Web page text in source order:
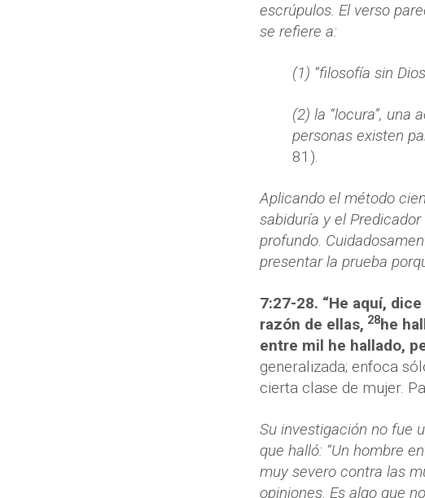
escrúpulos. El verso
se refiere a:
(1) “filosofía sin
(2) la “locura”, una
personas existen
81).
Aplicando el método
sabiduría y el
profundo.
presentar la prueba
7:27-28. “He aquí,
razón de ellas, 28he
entre mil he hallado,
generalizada; enfoca
cierta clase de mujer.
Su investigación no fue
que halló: “Un hombre
muy severo contra las
opiniones. Es algo que